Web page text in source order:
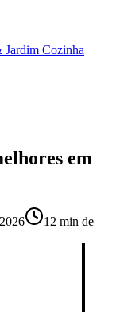
Jardim Cozinha
em
12 min de